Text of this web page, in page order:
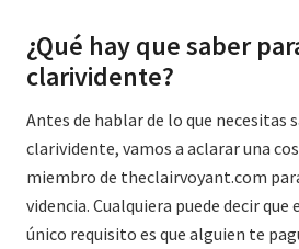
¿Qué hay que saber
clarividente?
Antes de hablar de lo que necesitas
clarividente, vamos a aclarar una
miembro de theclairvoyant.com
videncia. Cualquiera puede decir que
único requisito es que alguien te